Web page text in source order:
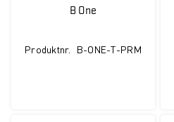
B One
Produktnr. B-ONE-T-PRM